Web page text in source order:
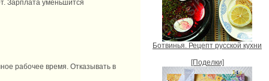
Зарплата уменьшится
рабочее время. Отказывать в
Ботвинья. Рецепт русской кухни
[Поделки]